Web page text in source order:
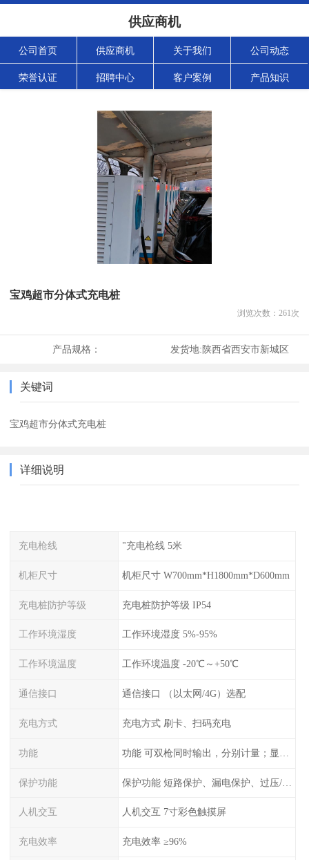
供应商机
公司首页 供应商机 关于我们 公司动态
荣誉认证 招聘中心 客户案例 产品知识
宝鸡超市分体式充电桩
浏览次数： 261次
产品规格： 发货地:陕西省西安市新城区
关键词
宝鸡超市分体式充电桩
详细说明
充电枪线 "充电枪线 5米
机柜尺寸 机柜尺寸 W700mm*H1800mm*D600mm
充电桩防护等级 充电桩防护等级 IP54
工作环境湿度 工作环境湿度 5%-95%
工作环境温度 工作环境温度 -20℃～+50℃
通信接口 通信接口 （以太网/4G）选配
充电方式 充电方式 刷卡、扫码充电
功能
保护功能 保护功能 短路保护、漏电保护、过压/欠压保护、过流保护、过温保护、蓄电池反接保护、过充保护
人机交互 人机交互 7寸彩色触摸屏
充电效率 充电效率 ≥96%